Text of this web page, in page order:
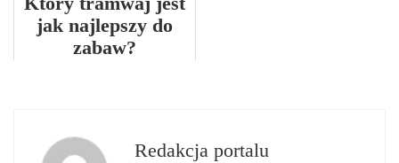
jak najlepszy do
zabaw?
Redakcja portalu